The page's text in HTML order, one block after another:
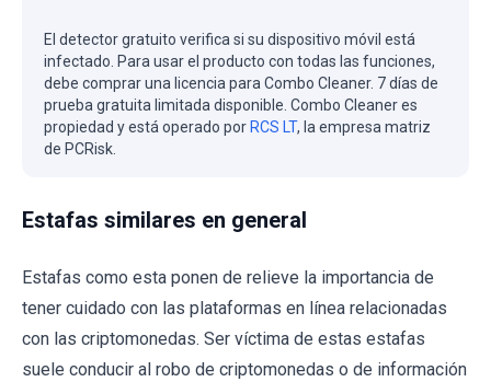
El detector gratuito verifica si su dispositivo móvil está
infectado. Para usar el producto con todas las funciones,
debe comprar una licencia para Combo Cleaner. 7 días de
prueba gratuita limitada disponible. Combo Cleaner es
propiedad y está operado por RCS LT, la empresa matriz
de PCRisk.
Estafas similares en general
Estafas como esta ponen de relieve la importancia de
tener cuidado con las plataformas en línea relacionadas
con las criptomonedas. Ser víctima de estas estafas
suele conducir al robo de criptomonedas o de información